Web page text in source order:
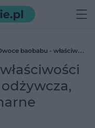
baobabu - właściwości
kulinarne